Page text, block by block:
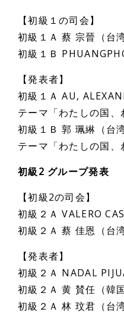
【初級１の司会】
初級１Ａ 蔡 宗晉（台湾
初級１Ｂ
【発表者】
初級１Ａ AU,
テーマ「わたしの国、
初級１Ｂ 郭 珮綝（台湾
テーマ「わたしの国、
初級2 グループ発表
【初級2の司会】
初級２Ａ VALERO
初級２Ａ 蔡 佳恩（台湾
【発表者】
初級２Ａ NADAL
初級２Ａ 黄 賛任（韓国
初級２Ａ 林 玟君（台湾